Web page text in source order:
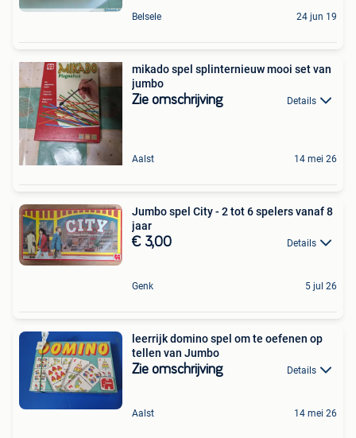
Belsele 24 jun 19
mikado spel splinternieuw mooi set van
jumbo
Zie omschrijving Details
Aalst 14 mei 26
Jumbo spel City - 2 tot 6 spelers vanaf 8
jaar
€ 3,00 Details
Genk 5 jul 26
leerrijk domino spel om te oefenen op
tellen van Jumbo
Zie omschrijving Details
Aalst 14 mei 26